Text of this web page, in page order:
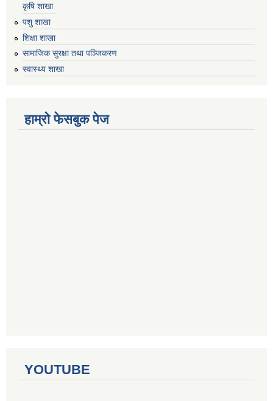
कृषि शाखा
पशु शाखा
शिक्षा शाखा
सामाजिक सुरक्षा तथा पञ्जिकरण
स्वास्थ्य शाखा
हाम्रो फेसबुक पेज
YOUTUBE